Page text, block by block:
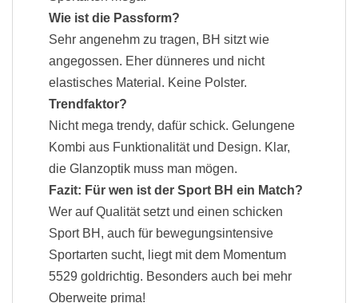
Wie ist die Passform?
Sehr angenehm zu tragen, BH sitzt wie
angegossen. Eher dünneres und nicht
elastisches Material. Keine Polster.
Trendfaktor?
Nicht mega trendy, dafür schick. Gelungene
Kombi aus Funktionalität und Design. Klar,
die Glanzoptik muss man mögen.
Fazit: Für wen ist der Sport BH ein Match?
Wer auf Qualität setzt und einen schicken
Sport BH, auch für bewegungsintensive
Sportarten sucht, liegt mit dem Momentum
5529 goldrichtig. Besonders auch bei mehr
Oberweite prima!